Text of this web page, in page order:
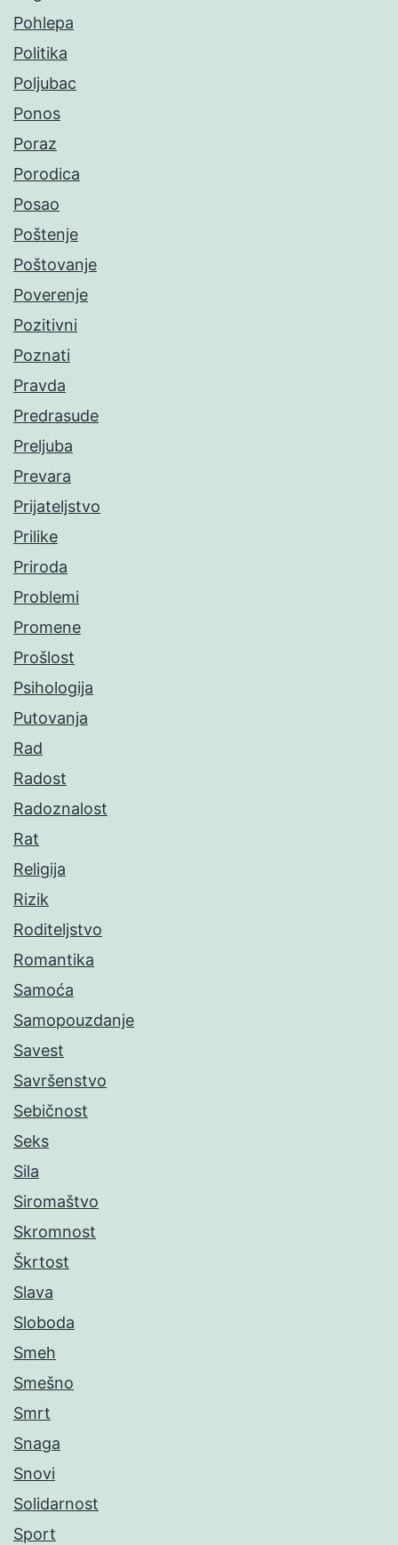
Pohlepa
Politika
Poljubac
Ponos
Poraz
Porodica
Posao
Poštenje
Poštovanje
Poverenje
Pozitivni
Poznati
Pravda
Predrasude
Preljuba
Prevara
Prijateljstvo
Prilike
Priroda
Problemi
Promene
Prošlost
Psihologija
Putovanja
Rad
Radost
Radoznalost
Rat
Religija
Rizik
Roditeljstvo
Romantika
Samoća
Samopouzdanje
Savest
Savršenstvo
Sebičnost
Seks
Sila
Siromaštvo
Skromnost
Škrtost
Slava
Sloboda
Smeh
Smešno
Smrt
Snaga
Snovi
Solidarnost
Sport